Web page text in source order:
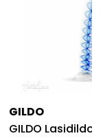
GILDO
GILDO Lasidildo